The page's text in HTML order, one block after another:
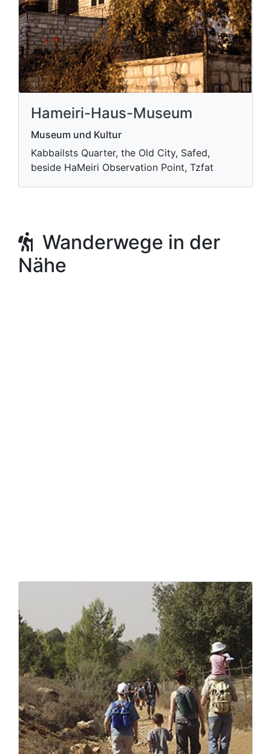
Hameiri-Haus-Museum
Museum und Kultur
Kabbailsts Quarter, the Old City, Safed,
beside HaMeiri Observation Point, Tzfat
Wanderwege in der
Nähe